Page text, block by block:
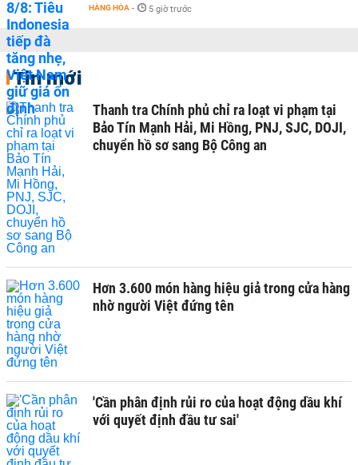
HÀNG HÓA - 5 giờ trước
Tin mới
Thanh tra Chính phủ chỉ ra loạt vi phạm tại
Bảo Tín Mạnh Hải, Mi Hồng, PNJ, SJC, DOJI,
chuyển hồ sơ sang Bộ Công an
Hơn 3.600 món hàng hiệu giả trong cửa hàng
nhờ người Việt đứng tên
'Cần phân định rủi ro của hoạt động dầu khí
với quyết định đầu tư sai'